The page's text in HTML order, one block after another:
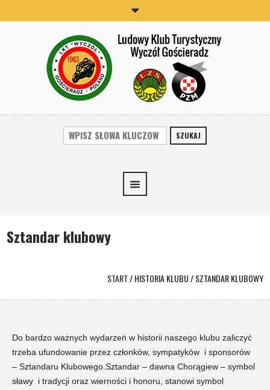
SZUKAJ
Sztandar klubowy
START/HISTORIA KLUBU/SZTANDAR KLUBOWY
Do bardzo ważnych wydarzeń w historii naszego klubu zaliczyć
trzeba ufundowanie przez członków, sympatyków i sponsorów
– Sztandaru Klubowego.Sztandar – dawna Chorągiew – symbol
sławy i tradycji oraz wierności i honoru, stanowi symbol